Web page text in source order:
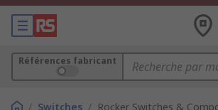
Références fabricant
/ Switches / Rocker Switches &